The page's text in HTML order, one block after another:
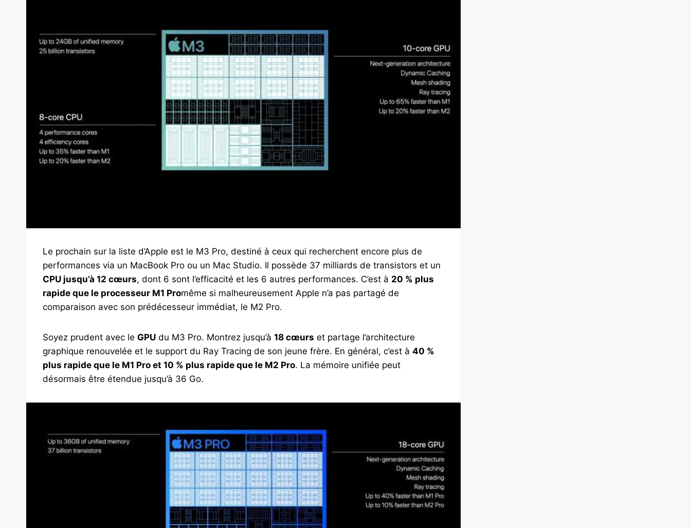
Le prochain sur la liste d’Apple est le M3 Pro, destiné à ceux qui recherchent encore plus de
performances via un MacBook Pro ou un Mac Studio. Il possède 37 milliards de transistors et un
CPU jusqu’à 12 cœurs, dont 6 sont l’efficacité et les 6 autres performances. C’est à 20 % plus
rapide que le processeur M1 Promême si malheureusement Apple n’a pas partagé de
comparaison avec son prédécesseur immédiat, le M2 Pro.
Soyez prudent avec le GPU du M3 Pro. Montrez jusqu’à 18 cœurs et partage l’architecture
graphique renouvelée et le support du Ray Tracing de son jeune frère. En général, c’est à 40 %
plus rapide que le M1 Pro et 10 % plus rapide que le M2 Pro. La mémoire unifiée peut
désormais être étendue jusqu’à 36 Go.